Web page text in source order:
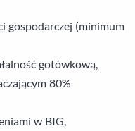
gospodarczej (minimum
gotówkową,
80%
w BIG,